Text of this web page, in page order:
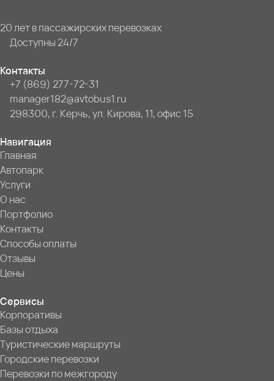
20 лет в пассажирских перевозках
Доступны 24/7
Контакты
+7 (869) 277-72-31
manager182@avtobus1.ru
298300, г. Керчь, ул. Кирова, 11, офис 15
Навигация
Главная
Автопарк
Услуги
О нас
Портфолио
Контакты
Способы оплаты
Отзывы
Цены
Сервисы
Корпоративы
Базы отдыха
Туристические маршруты
Городские перевозки
Перевозки по межгороду